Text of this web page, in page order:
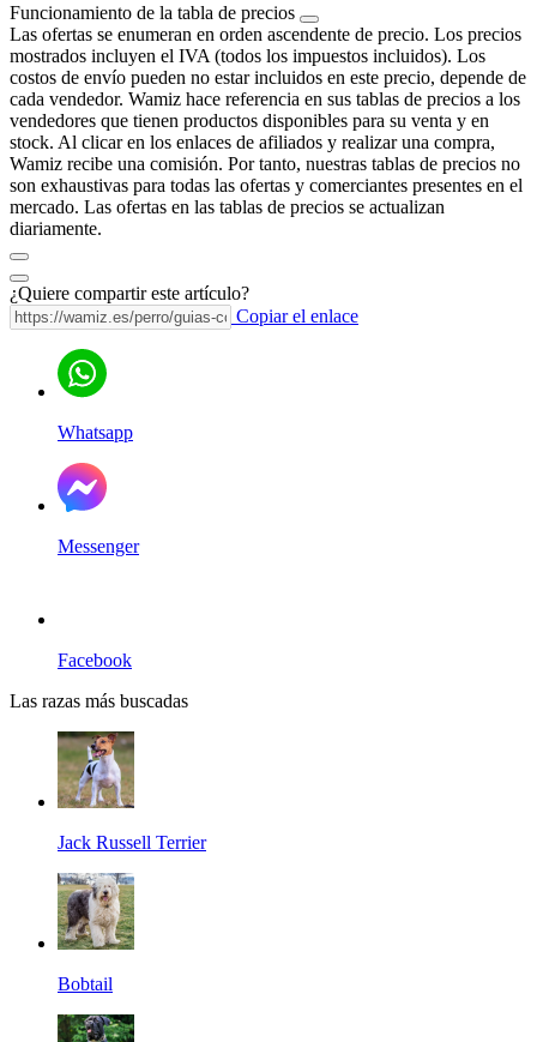
Funcionamiento de la tabla de precios
Las ofertas se enumeran en orden ascendente de precio. Los precios
mostrados incluyen el IVA (todos los impuestos incluidos). Los
costos de envío pueden no estar incluidos en este precio, depende de
cada vendedor. Wamiz hace referencia en sus tablas de precios a los
vendedores que tienen productos disponibles para su venta y en
stock. Al clicar en los enlaces de afiliados y realizar una compra,
Wamiz recibe una comisión. Por tanto, nuestras tablas de precios no
son exhaustivas para todas las ofertas y comerciantes presentes en el
mercado. Las ofertas en las tablas de precios se actualizan
diariamente.
¿Quiere compartir este artículo?
Copiar el enlace
Whatsapp
Messenger
Facebook
Las razas más buscadas
Jack Russell Terrier
Bobtail